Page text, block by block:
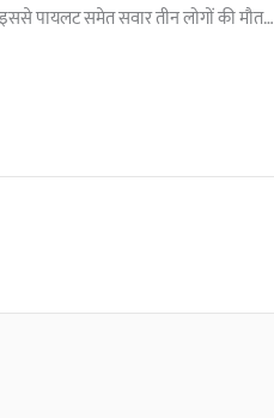
इससे पायलट समेत सवार तीन लोगों की मौत…